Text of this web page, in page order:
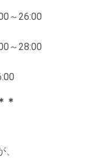
～26:00
～28:00
＊